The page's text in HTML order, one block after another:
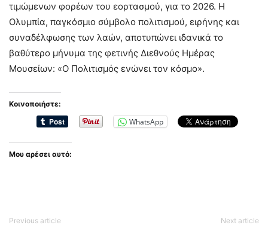
τιμώμενων φορέων του εορτασμού, για το 2026. Η
Ολυμπία, παγκόσμιο σύμβολο πολιτισμού, ειρήνης και
συναδέλφωσης των λαών, αποτυπώνει ιδανικά το
βαθύτερο μήνυμα της φετινής Διεθνούς Ημέρας
Μουσείων: «O Πολιτισμός ενώνει τον κόσμο».
Κοινοποιήστε:
WhatsApp
Μου αρέσει αυτό:
Previous article Next article